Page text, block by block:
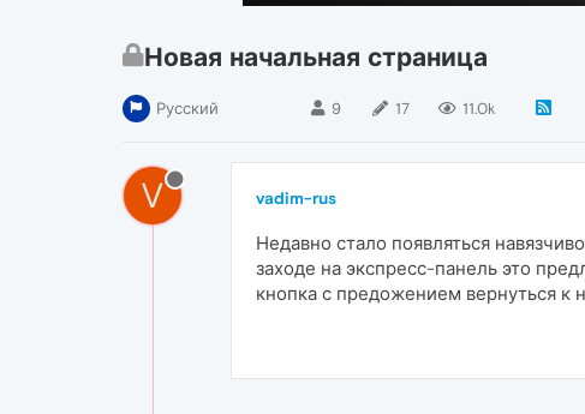
Новая начальная страница
Русский 9 17 11.0k
V vadim-rus
Недавно стало появляться
заходе на экспресс-панель это
кнопка с предожением вернуться